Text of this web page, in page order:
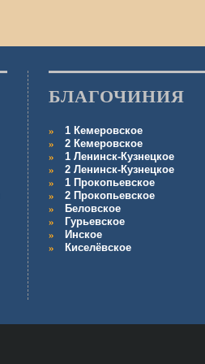
БЛАГОЧИНИЯ
1 Кемеровское
2 Кемеровское
1 Ленинск-Кузнецкое
2 Ленинск-Кузнецкое
1 Прокопьевское
2 Прокопьевское
Беловское
Гурьевское
Инское
Киселёвское